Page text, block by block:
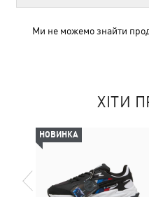
Ми не можемо знайти
ХІТИ
НОВИНКА